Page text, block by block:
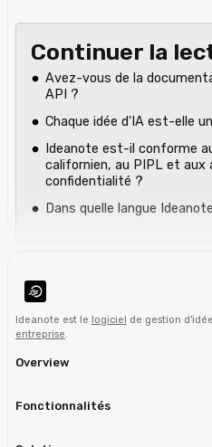
Continuer la
Avez-vous de la
API ?
Chaque idée d'IA est-elle
Ideanote est-il conforme
californien, au PIPL et
confidentialité ?
Dans quelle langue
Ideanote est le logiciel de gestion
entreprise
Overview
Fonctionnalités